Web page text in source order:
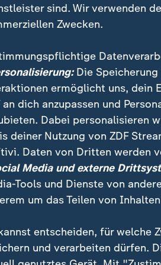
Schutzkonzepte
aufhalten", sagt die
sind. Wir verwenden
Zwecken.
Die
ermöglicht uns, dein
an dich anzupassen und
Dabei personalisieren
deiner Nutzung von ZDF
Daten von Dritten werden
Media und externe
Tools und Dienste von
um das Teilen von
entscheiden, für welche
und verarbeiten dürfen.